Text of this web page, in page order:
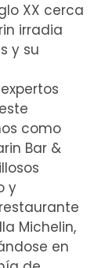
XX cerca
irradia
y su
como
Bar &
y
Michelin,
en